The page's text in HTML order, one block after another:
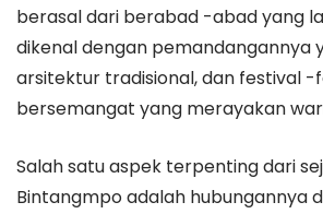
berasal dari berabad -abad yang
dikenal dengan pemandangannya
arsitektur tradisional, dan festival -
bersemangat yang merayakan
Salah satu aspek terpenting dari
Bintangmpo adalah hubungannya